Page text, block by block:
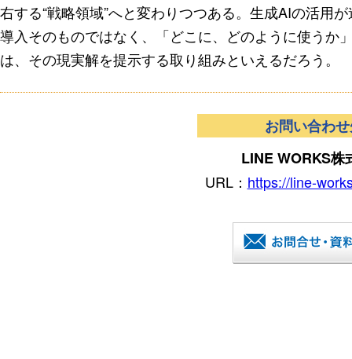
右する“戦略領域”へと変わりつつある。生成AIの活用
導入そのものではなく、「どこに、どのように使うか
は、その現実解を提示する取り組みといえるだろう。
お問い合わ
LINE WORKS株
URL： https://line-